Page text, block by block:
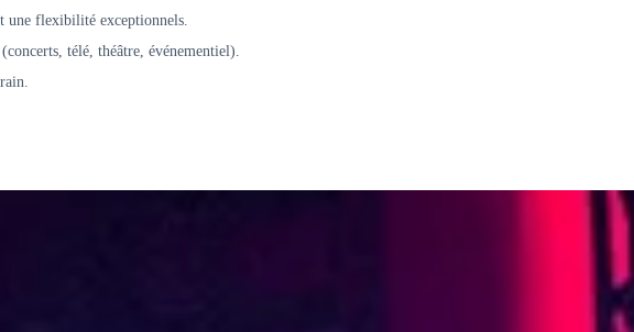
une flexibilité exceptionnels.
télé, théâtre, événementiel).